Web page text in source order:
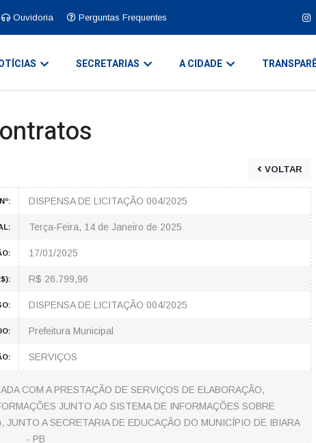
Ouvidoria Perguntas Frequentes
SECRETARIAS A CIDADE
VOLTAR
DISPENSA DE LICITAÇÃO 004/2025
Terça-Feira, 14 de Janeiro de 2025
17/01/2025
R$ 26.799,96
DISPENSA DE LICITAÇÃO 004/2025
Prefeitura Municipal
SERVIÇOS
COM A PRESTAÇÃO DE SERVIÇOS DE ELABORAÇÃO,
JUNTO AO SISTEMA DE INFORMAÇÕES SOBRE
A SECRETARIA DE EDUCAÇÃO DO MUNICÍPIO DE IBIARA
- PB